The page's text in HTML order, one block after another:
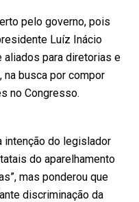
pelo governo, pois
Luíz Inácio
aliados para diretorias e
busca por compor
no Congresso.
intenção do legislador
do aparelhamento
mas ponderou que
discriminação da